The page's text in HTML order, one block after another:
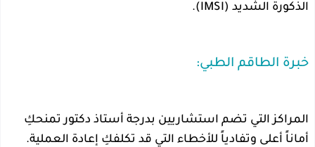
الذكورة الشديد (IMSI).
خبرة الطاقم الطبي:
المراكز التي تضم استشاريين بدرجة أستاذ دكتور تمنحكِ
أماناً أعلى وتفادياً للأخطاء التي قد تكلفكِ إعادة العملية.